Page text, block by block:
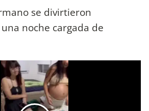
se divirtieron
noche cargada de